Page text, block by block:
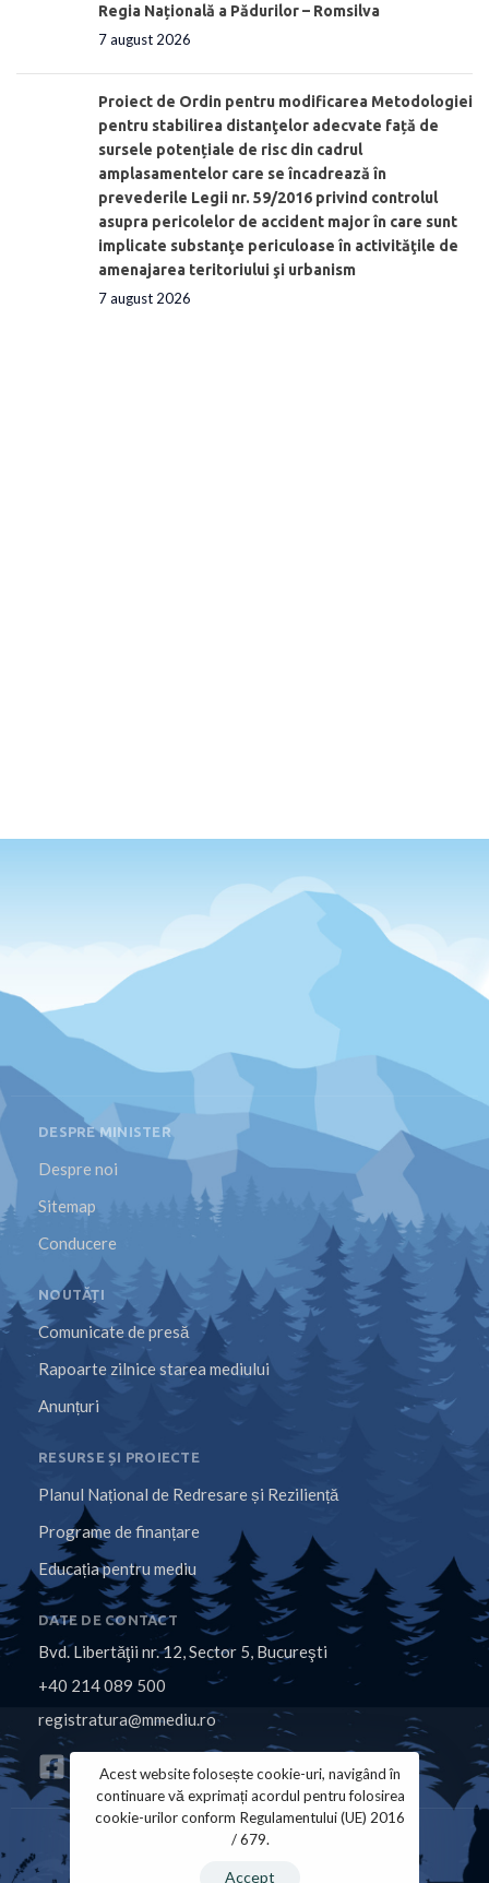
Regia Națională a Pădurilor – Romsilva
7 august 2026
Proiect de Ordin pentru modificarea Metodologiei
pentru stabilirea distanţelor adecvate față de
sursele potențiale de risc din cadrul
amplasamentelor care se încadrează în
prevederile Legii nr. 59/2016 privind controlul
asupra pericolelor de accident major în care sunt
implicate substanţe periculoase în activităţile de
amenajarea teritoriului şi urbanism
7 august 2026
DESPRE MINISTER
Despre noi
Sitemap
Conducere
NOUTĂȚI
Comunicate de presă
Rapoarte zilnice starea mediului
Anunțuri
RESURSE ȘI PROIECTE
Planul Național de Redresare și Reziliență
Programe de finanțare
Educația pentru mediu
DATE DE CONTACT
Bvd. Libertăţii nr. 12, Sector 5, Bucureşti
+40 214 089 500
registratura@mmediu.ro
Acest website folosește cookie-uri, navigând în
continuare vă exprimați acordul pentru folosirea
cookie-urilor conform Regulamentului (UE) 2016
/ 679.
Accept